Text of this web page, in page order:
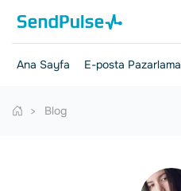
Ana Sayfa E-posta Pazarlama
Blog